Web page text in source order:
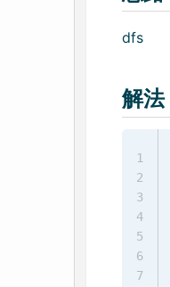
dfs
解法
1
2
3
4
5
6
7